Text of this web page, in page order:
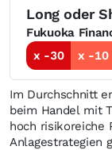
Long oder
Fukuoka
x -30
x -10
Im Durchschnitt
beim Handel mit
hoch risikoreiche
Anlagestrategien